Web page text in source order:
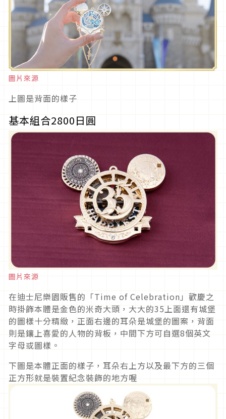
圖片來源
上圖是背面的樣子
基本組合2800日圓
圖片來源
在迪士尼樂園販售的「Time of Celebration」歡慶之
時掛飾本體是金色的米奇大頭，大大的35上面還有城堡
的圖樣十分精緻，正面右邊的耳朵是城堡的圖案，背面
則是鑲上喜愛的人物的背板，中間下方可自選8個英文
字母或圖樣。
下圖是本體正面的樣子，耳朵右上方以及最下方的三個
正方形就是裝置紀念裝飾的地方喔